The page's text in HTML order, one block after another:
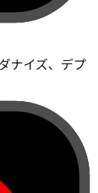
ナイズ、デプ